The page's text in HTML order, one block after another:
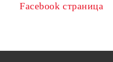
Facebook страница